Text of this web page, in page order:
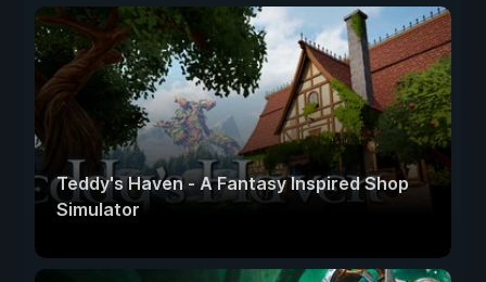
Teddy's Haven - A Fantasy Inspired Shop
Simulator